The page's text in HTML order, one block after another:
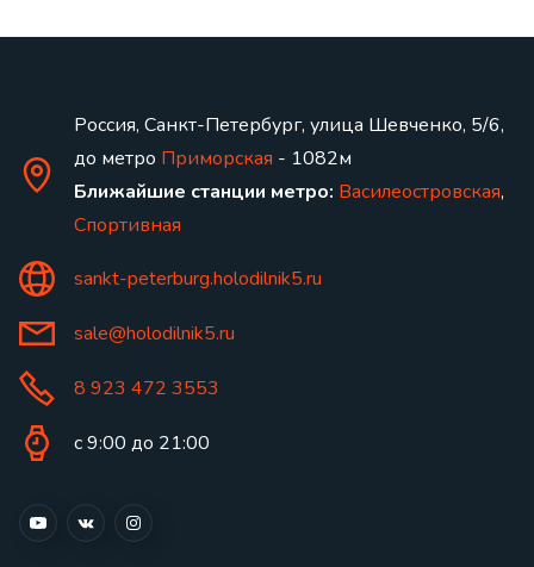
Россия, Санкт-Петербург, улица Шевченко, 5/6,
до метро Приморская - 1082м
Ближайшие станции метро: Василеостровская,
Спортивная
sankt-peterburg.holodilnik5.ru
sale@holodilnik5.ru
8 923 472 3553
с 9:00 до 21:00